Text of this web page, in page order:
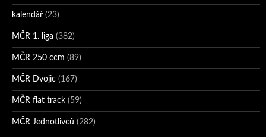
kalendář (23)
MČR 1. liga (382)
MČR 250 ccm (89)
MČR Dvojic (167)
MČR flat track (59)
MČR Jednotlivců (282)